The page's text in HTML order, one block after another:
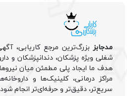
مدجابزبزرگ‌ترین مرجع کاریابی،
شغلی ویژه پزشکان، دندانپزشکان و
هدف ما ایجاد پلی مطمئن میان
مراکز درمانی، کلینیک‌ها و
سریع‌تر، دقیق‌تر و حرفه‌ای‌تر انجام